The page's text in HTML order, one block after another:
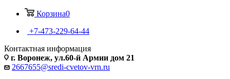
Корзина0
+7-473-229-64-44
Контактная информация
г. Воронеж, ул.60-й Армии дом 21
2667655@sredi-cvetov-vrn.ru